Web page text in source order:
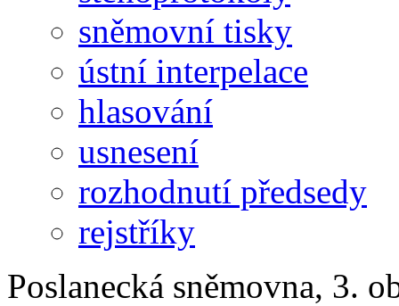
sněmovní tisky
ústní interpelace
hlasování
usnesení
rozhodnutí předsedy
rejstříky
Poslanecká sněmovna, 3.